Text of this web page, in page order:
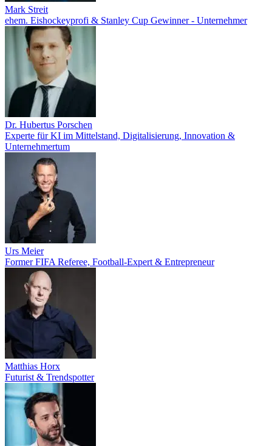
Mark Streit
ehem. Eishockeyprofi & Stanley Cup Gewinner - Unternehmer
Dr. Hubertus Porschen
Experte für KI im Mittelstand, Digitalisierung, Innovation &
Unternehmertum
Urs Meier
Former FIFA Referee, Football-Expert & Entrepreneur
Matthias Horx
Futurist & Trendspotter